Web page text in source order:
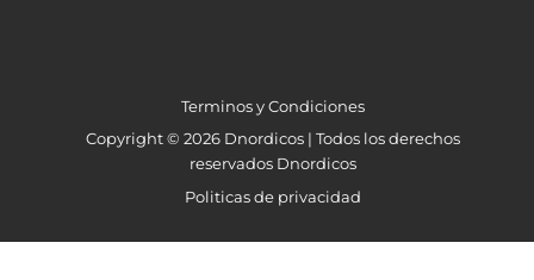
Terminos y Condiciones
Copyright © 2026 Dnordicos | Todos los derechos
reservados Dnordicos
Politicas de privacidad